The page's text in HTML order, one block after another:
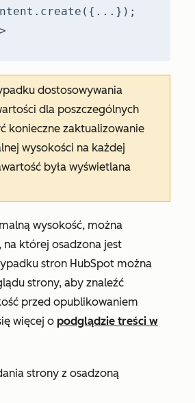
dostosowywania
dla poszczególnych
konieczne zaktualizowanie
wysokości na każdej
była wyświetlana
wysokość, można
na której osadzona jest
stron HubSpot można
strony, aby znaleźć
przed opublikowaniem
więcej o podglądzie treści w
strony z osadzoną